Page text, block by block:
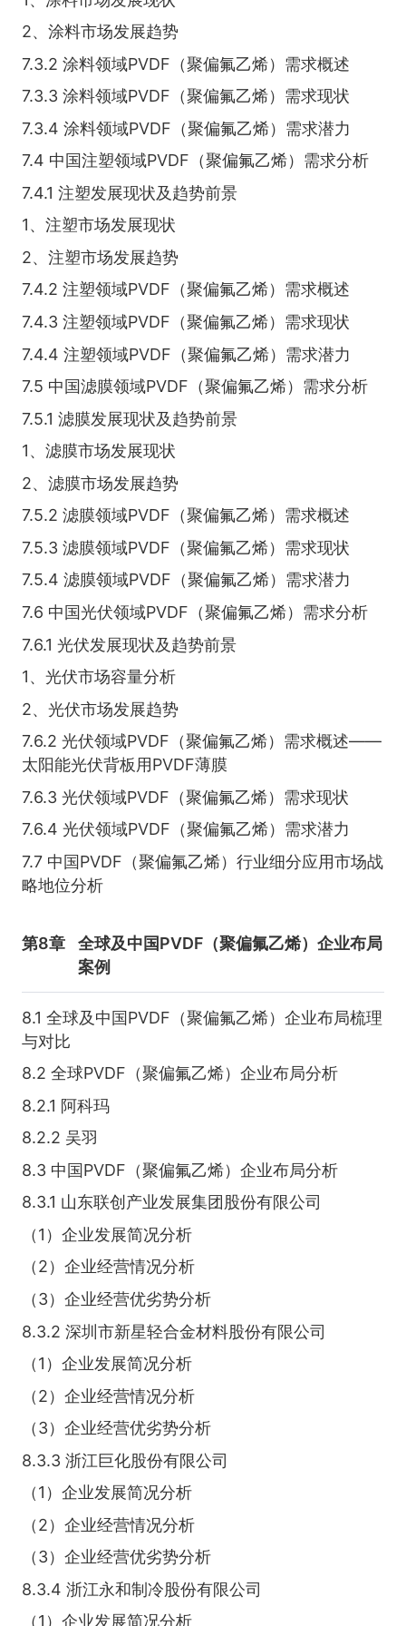
2、涂料市场发展趋势
7.3.2 涂料领域PVDF（聚偏氟乙烯）需求概述
7.3.3 涂料领域PVDF（聚偏氟乙烯）需求现状
7.3.4 涂料领域PVDF（聚偏氟乙烯）需求潜力
7.4 中国注塑领域PVDF（聚偏氟乙烯）需求分析
7.4.1 注塑发展现状及趋势前景
1、注塑市场发展现状
2、注塑市场发展趋势
7.4.2 注塑领域PVDF（聚偏氟乙烯）需求概述
7.4.3 注塑领域PVDF（聚偏氟乙烯）需求现状
7.4.4 注塑领域PVDF（聚偏氟乙烯）需求潜力
7.5 中国滤膜领域PVDF（聚偏氟乙烯）需求分析
7.5.1 滤膜发展现状及趋势前景
1、滤膜市场发展现状
2、滤膜市场发展趋势
7.5.2 滤膜领域PVDF（聚偏氟乙烯）需求概述
7.5.3 滤膜领域PVDF（聚偏氟乙烯）需求现状
7.5.4 滤膜领域PVDF（聚偏氟乙烯）需求潜力
7.6 中国光伏领域PVDF（聚偏氟乙烯）需求分析
7.6.1 光伏发展现状及趋势前景
1、光伏市场容量分析
2、光伏市场发展趋势
7.6.2 光伏领域PVDF（聚偏氟乙烯）需求概述——
太阳能光伏背板用PVDF薄膜
7.6.3 光伏领域PVDF（聚偏氟乙烯）需求现状
7.6.4 光伏领域PVDF（聚偏氟乙烯）需求潜力
7.7 中国PVDF（聚偏氟乙烯）行业细分应用市场战
略地位分析
第8章
全球及中国PVDF（聚偏氟乙烯）企业布局
案例
8.1 全球及中国PVDF（聚偏氟乙烯）企业布局梳理
与对比
8.2 全球PVDF（聚偏氟乙烯）企业布局分析
8.2.1 阿科玛
8.2.2 吴羽
8.3 中国PVDF（聚偏氟乙烯）企业布局分析
8.3.1 山东联创产业发展集团股份有限公司
（1）企业发展简况分析
（2）企业经营情况分析
（3）企业经营优劣势分析
8.3.2 深圳市新星轻合金材料股份有限公司
（1）企业发展简况分析
（2）企业经营情况分析
（3）企业经营优劣势分析
8.3.3 浙江巨化股份有限公司
（1）企业发展简况分析
（2）企业经营情况分析
（3）企业经营优劣势分析
8.3.4 浙江永和制冷股份有限公司
（1）企业发展简况分析